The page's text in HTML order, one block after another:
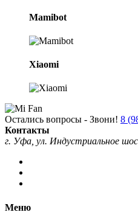
Mamibot
Xiaomi
Остались вопросы - Звони! 8
Контакты
г. Уфа, ул. Индустриальное
Меню